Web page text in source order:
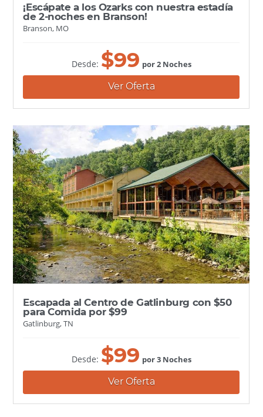
¡Escápate a los Ozarks con nuestra estadía
de 2-noches en Branson!
Branson, MO
Desde: $99 por 2 Noches
Ver Oferta
Escapada al Centro de Gatlinburg con $50
para Comida por $99
Gatlinburg, TN
Desde: $99 por 3 Noches
Ver Oferta